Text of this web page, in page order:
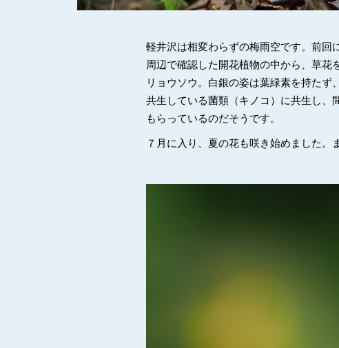
軽井沢は相変わらずの梅雨空です。前回
周辺で確認した開花植物の中から、草花
リョウソウ。白銀の姿は葉緑素を持たず
共生している菌類（キノコ）に共生し、
もらっているのだそうです。
７月に入り、夏の花も咲き始めました。